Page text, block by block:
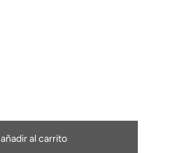
añadir al carrito